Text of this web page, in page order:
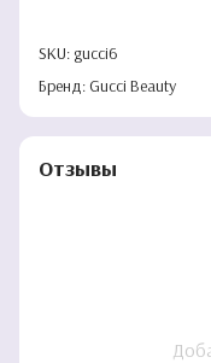
SKU: gucci6
Бренд: Gucci Beauty
Отзывы